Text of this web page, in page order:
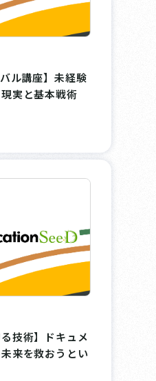
ル講座】未経験
実と基本戦術
技術】ドキュメ
来を救おうとい